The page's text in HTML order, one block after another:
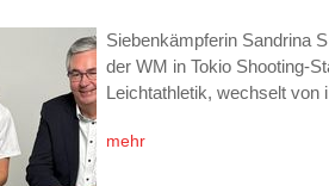
Siebenkämpferin Sandrina
der WM in Tokio Shooting-
Leichtathletik, wechselt
mehr